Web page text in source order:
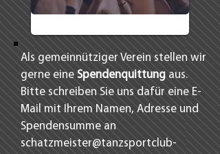
Als gemeinnütziger Verein stellen wir
gerne eineSpendenquittung aus.
Bitte schreiben Sie uns dafür eine E-
Mail mit Ihrem Namen, Adresse und
Spendensumme an
schatzmeister@tanzsportclub-